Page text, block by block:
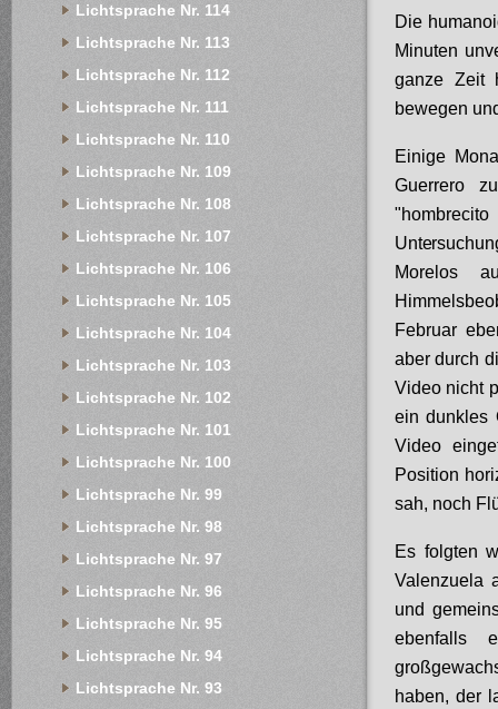
Die
Minuten
ganze Zeit
bewegen
Einige
Guerrero
Morelos
Februar
aber durch
Video nicht
ein dunkles
Video
Position
sah, noch
Es folgten
Valenzuela
und
ebenfalls
haben, der
Lichtsprache Nr. 114
Lichtsprache Nr. 113
Lichtsprache Nr. 112
Lichtsprache Nr. 111
Lichtsprache Nr. 110
Lichtsprache Nr. 109
Lichtsprache Nr. 108
Lichtsprache Nr. 107
Lichtsprache Nr. 106
Lichtsprache Nr. 105
Lichtsprache Nr. 104
Lichtsprache Nr. 103
Lichtsprache Nr. 102
Lichtsprache Nr. 101
Lichtsprache Nr. 100
Lichtsprache Nr. 99
Lichtsprache Nr. 98
Lichtsprache Nr. 97
Lichtsprache Nr. 96
Lichtsprache Nr. 95
Lichtsprache Nr. 94
Lichtsprache Nr. 93